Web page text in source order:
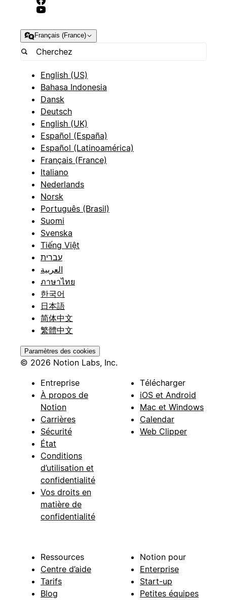
Français (France)
English (US)
Bahasa Indonesia
Dansk
Deutsch
English (UK)
Español (España)
Español (Latinoamérica)
Français (France)
Italiano
Nederlands
Norsk
Português (Brasil)
Suomi
Svenska
Tiếng Việt
עברית
العربية
ภาษาไทย
한국어
日本語
简体中文
繁體中文
Paramètres des cookies
© 2026 Notion Labs, Inc.
Entreprise
À propos de
Notion
Carrières
Sécurité
État
Conditions
d’utilisation et
confidentialité
Vos droits en
matière de
confidentialité
Télécharger
iOS et Android
Mac et Windows
Calendar
Web Clipper
Ressources
Centre d’aide
Tarifs
Blog
Notion pour
Enterprise
Start-up
Petites équipes